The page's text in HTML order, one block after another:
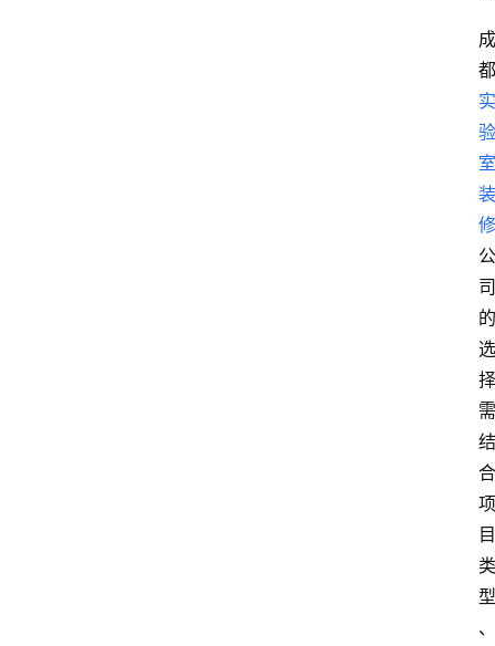
成
都
实
验
室
装
修
公
司
的
选
择
需
结
合
项
目
类
型
、